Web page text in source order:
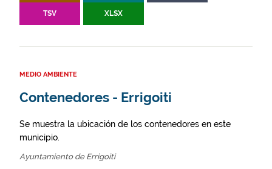
TSV XLSX
MEDIO AMBIENTE
Contenedores - Errigoiti
Se muestra la ubicación de los contenedores en este
municipio.
Ayuntamiento de Errigoiti